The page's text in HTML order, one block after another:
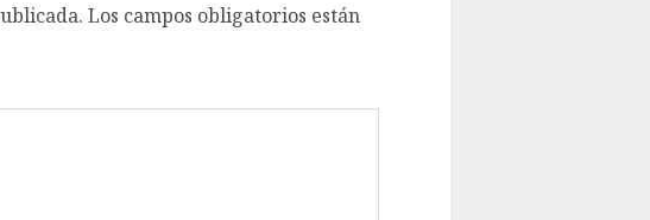
Los campos obligatorios están